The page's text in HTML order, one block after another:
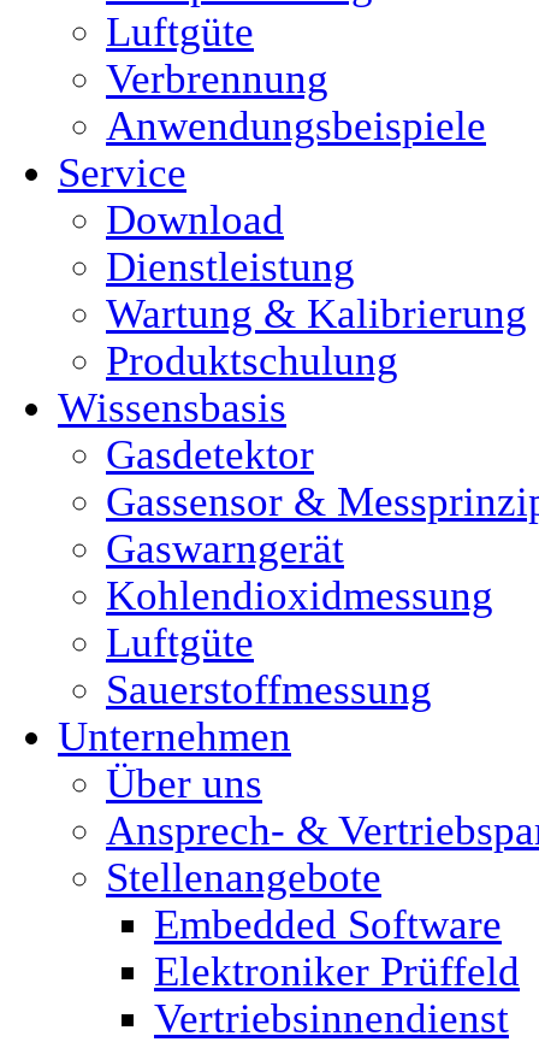
Luftgüte
Verbrennung
Anwendungsbeispiele
Service
Download
Dienstleistung
Wartung & Kalibrierung
Produktschulung
Wissensbasis
Gasdetektor
Gassensor &
Gaswarngerät
Kohlendioxidmessung
Luftgüte
Sauerstoffmessung
Unternehmen
Über uns
Ansprech- &
Stellenangebote
Embedded Software
Elektroniker Prüffeld
Vertriebsinnendienst